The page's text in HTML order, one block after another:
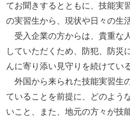
てお聞きするとともに、技能実
の実習生から、現状や日々の生
受入企業の方からは、貴重な
していただくため、防犯、防災
んに寄り添い見守りを続けてい
外国から来られた技能実習生
ていることを前提に、どのよう
いこと、また、地元の方々が技